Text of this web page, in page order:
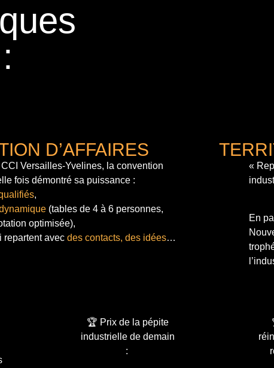
D’AFFAIRES
Versailles-Yvelines, la convention
fois démontré sa puissance :
,
(tables de 4 à 6 personnes,
optimisée),
avec des contacts, des idées…
«
En
🏆 Prix de la pépite
industrielle de demain
: